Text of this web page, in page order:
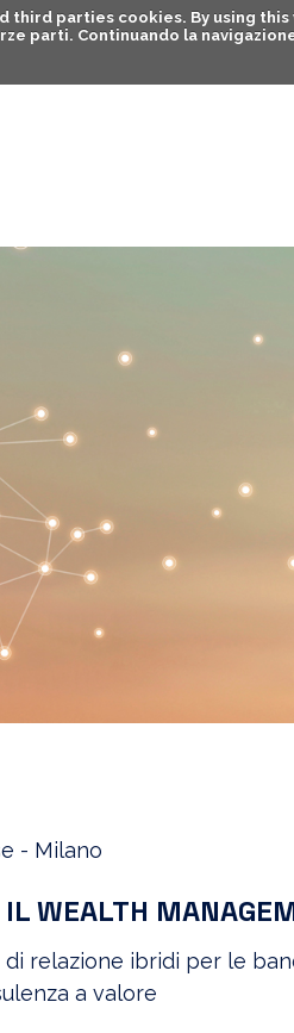
third parties cookies. By using
parti. Continuando la
- Milano
IL WEALTH
relazione ibridi per le
a valore